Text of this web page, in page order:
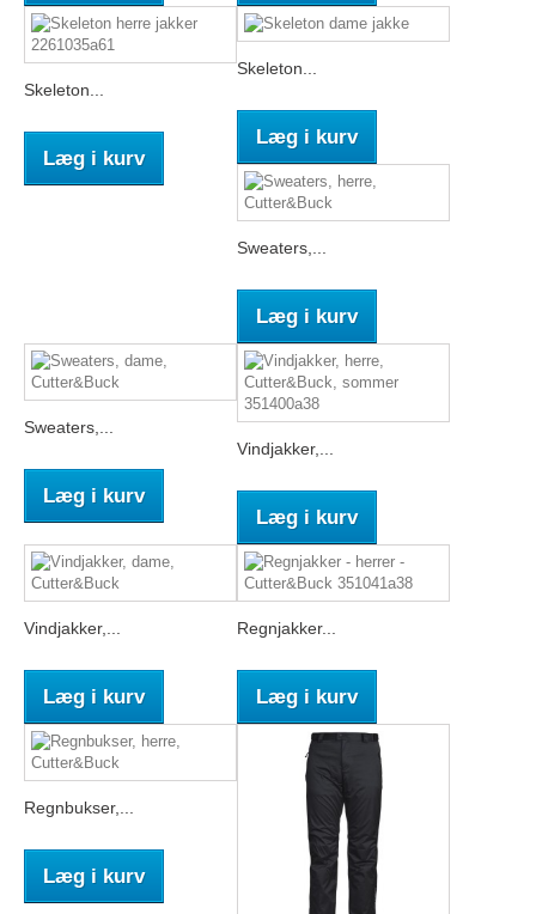
Skeleton...
Læg i kurv
Skeleton...
Læg i kurv
Sweaters,...
Læg i kurv
Sweaters,...
Læg i kurv
Vindjakker,...
Læg i kurv
Vindjakker,...
Læg i kurv
Regnjakker...
Læg i kurv
Regnbukser,...
Læg i kurv